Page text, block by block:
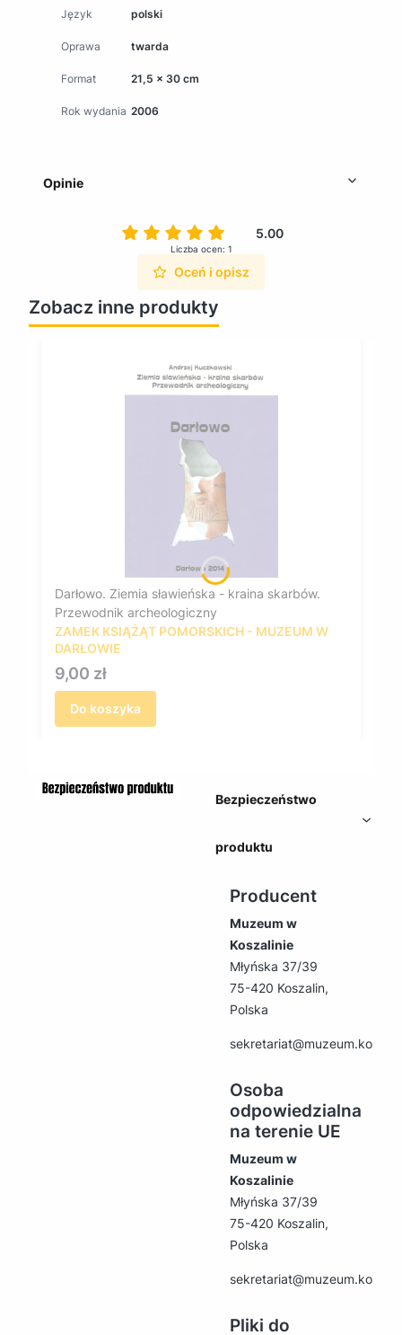
Język polski
Oprawa twarda
Format 21,5 x 30 cm
Rok wydania 2006
Opinie
5.00
Liczba ocen: 1
Oceń i opisz
Zobacz inne produkty
Darłowo. Ziemia sławieńska - kraina skarbów.
Przewodnik archeologiczny
ZAMEK KSIĄŻĄT POMORSKICH - MUZEUM W
DARŁOWIE
Cena
9,00 zł
Do koszyka
Bezpieczeństwo
produktu
Producent
Muzeum w
Koszalinie
Młyńska 37/39
75-420 Koszalin,
Polska
Osoba
odpowiedzialna
na terenie UE
Muzeum w
Koszalinie
Młyńska 37/39
75-420 Koszalin,
Polska
Pliki do